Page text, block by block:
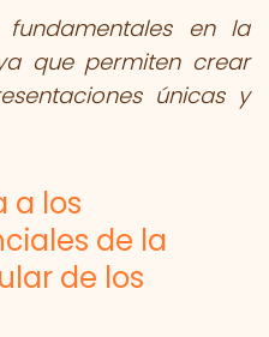
en la
que permiten crear
únicas y
a los
de la
de los